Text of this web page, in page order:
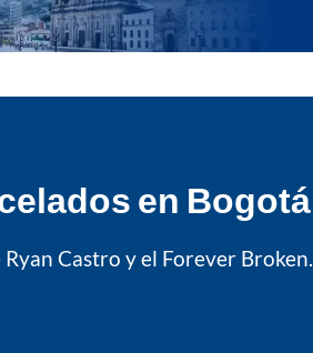
en Bogotá
Castro y el Forever Broken.